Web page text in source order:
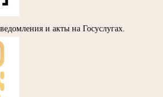
и акты на Госуслугах.